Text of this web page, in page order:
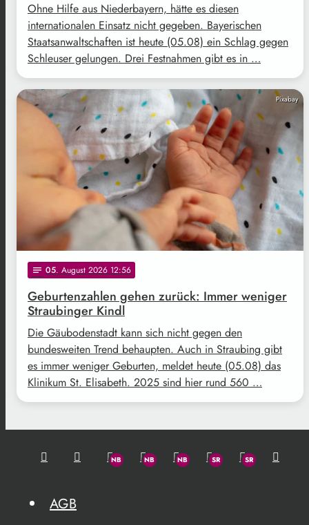
Ohne Hilfe aus Niederbayern, hätte es diesen
internationalen Einsatz nicht gegeben. Bayerischen
Staatsanwaltschaften ist heute (05.08) ein Schlag gegen
Schleuser gelungen. Drei Festnahmen gibt es in …
Pixabay
notes 05. August 2026 12:56
Geburtenzahlen gehen zurück: Immer weniger
Straubinger Kindl
Die Gäubodenstadt kann sich nicht gegen den
bundesweiten Trend behaupten. Auch in Straubing gibt
es immer weniger Geburten, meldet heute (05.08) das
Klinikum St. Elisabeth. 2025 sind hier rund 560 …
AGB